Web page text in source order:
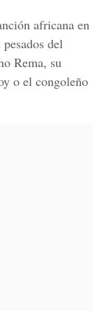
africana en
del
Rema, su
o el congoleño